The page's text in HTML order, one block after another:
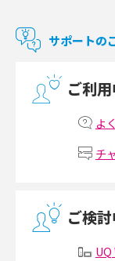
マンションで使える
マンションで光回線
Wi-Fiルーターの設
無線LANとは？メリ
サポートの
ご利
よ
チ
ご検